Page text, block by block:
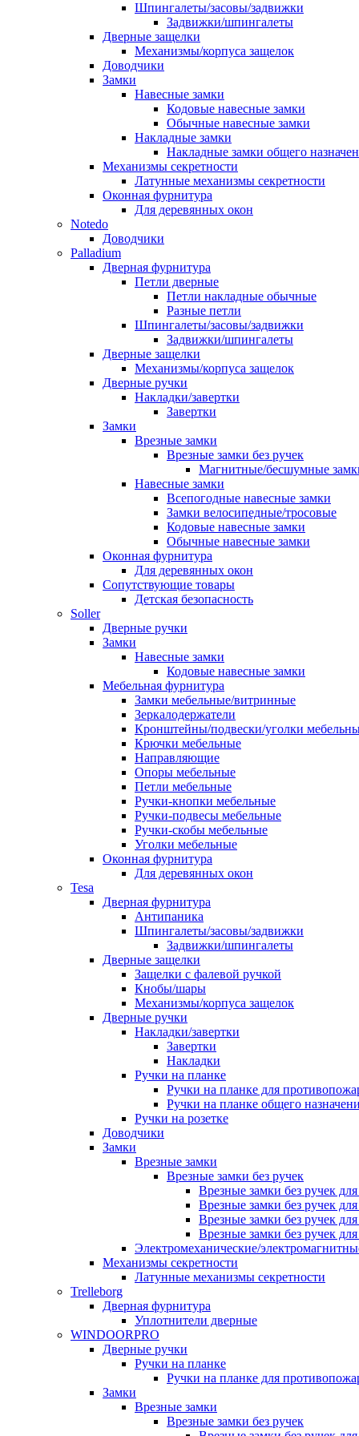
Шпингалеты/засовы/задвижки
Задвижки/шпингалеты
Дверные защелки
Механизмы/корпуса защелок
Доводчики
Замки
Навесные замки
Кодовые навесные замки
Обычные навесные замки
Накладные замки
Накладные замки общего
Механизмы секретности
Латунные механизмы секретности
Оконная фурнитура
Для деревянных окон
Notedo
Доводчики
Palladium
Дверная фурнитура
Петли дверные
Петли накладные обычные
Разные петли
Шпингалеты/засовы/задвижки
Задвижки/шпингалеты
Дверные защелки
Механизмы/корпуса защелок
Дверные ручки
Накладки/завертки
Завертки
Замки
Врезные замки
Врезные замки без ручек
Магнитные/бесшумные
Навесные замки
Всепогодные навесные замки
Замки велосипедные/тросовые
Кодовые навесные замки
Обычные навесные замки
Оконная фурнитура
Для деревянных окон
Сопутствующие товары
Детская безопасность
Soller
Дверные ручки
Замки
Навесные замки
Кодовые навесные замки
Мебельная фурнитура
Замки мебельные/витринные
Зеркалодержатели
Кронштейны/подвески/уголки
Крючки мебельные
Направляющие
Опоры мебельные
Петли мебельные
Ручки-кнопки мебельные
Ручки-подвесы мебельные
Ручки-скобы мебельные
Уголки мебельные
Оконная фурнитура
Для деревянных окон
Tesa
Дверная фурнитура
Антипаника
Шпингалеты/засовы/задвижки
Задвижки/шпингалеты
Дверные защелки
Защелки с фалевой ручкой
Кнобы/шары
Механизмы/корпуса защелок
Дверные ручки
Накладки/завертки
Завертки
Накладки
Ручки на планке
Ручки на планке для
Ручки на планке общего
Ручки на розетке
Доводчики
Замки
Врезные замки
Врезные замки без ручек
Врезные замки без ручек
Врезные замки без ручек
Врезные замки без ручек
Врезные замки без ручек
Электромеханические/
Механизмы секретности
Латунные механизмы секретности
Trelleborg
Дверная фурнитура
Уплотнители дверные
WINDOORPRO
Дверные ручки
Ручки на планке
Ручки на планке для
Замки
Врезные замки
Врезные замки без ручек